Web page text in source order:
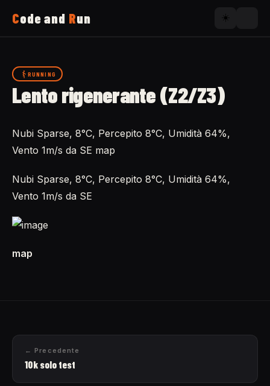
Code and Run ☀️
Running
Uses
Now
About
RUNNING
Lento rigenerante (Z2/Z3)
Nubi Sparse, 8°C, Percepito 8°C, Umidità 64%,
Vento 1m/s da SE map
Nubi Sparse, 8°C, Percepito 8°C, Umidità 64%,
Vento 1m/s da SE
map
← Precedente
10k solo test